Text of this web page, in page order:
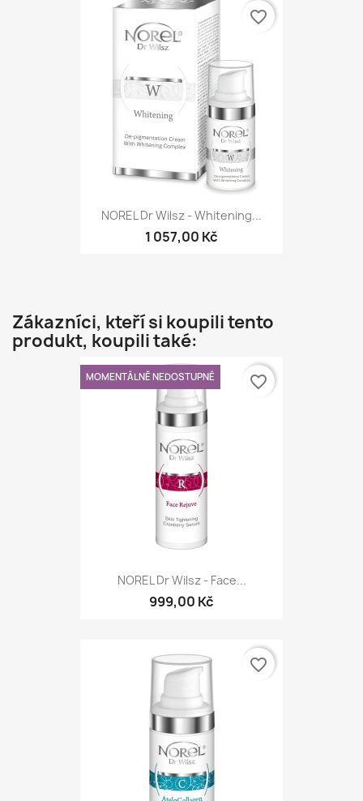
NOREL Dr Wilsz - Whitening...
1 057,00 Kč
favorite_border
Zákazníci, kteří si koupili tento
produkt, koupili také:
NOREL Dr Wilsz - Face...
999,00 Kč
MOMENTÁLNĚ NEDOSTUPNÉ favorite_border
favorite_border